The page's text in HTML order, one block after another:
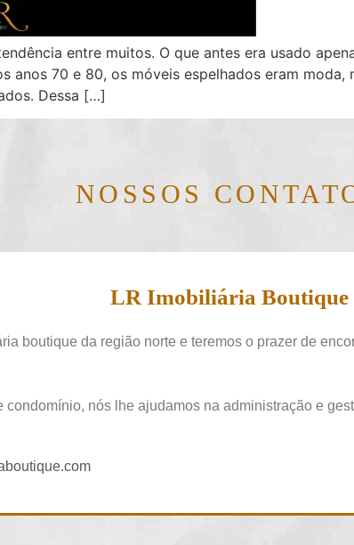
entre muitos. O que antes era usado
anos 70 e 80, os móveis espelhados eram
Dessa […]
NOSSOS
LR Imobiliária Boutique
boutique da região norte e teremos o prazer de
condomínio, nós lhe ajudamos na administração e